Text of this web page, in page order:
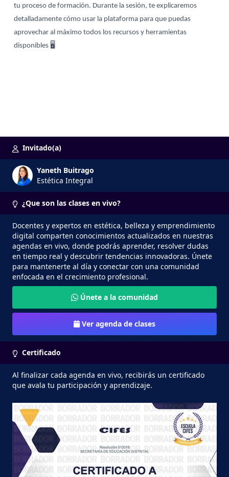
tu proceso de formación. Durante la sesión, te explicaremos
detalladamente cómo usar la plataforma para que puedas
aprovechar al máximo todos los recursos y herramientas
disponibles 🖥
Invitado(a)
Yaneth Buitrago
Estética Integral
¿Que son las clases en vivo?
Docentes y expertos en estética, belleza y emprendimiento
digital comparten conocimientos actualizados en nuestras
agendas en vivo, donde podrás aprender, resolver dudas
en tiempo real y descubrir tendencias innovadoras. Únete
para mantenerte al día y conectar con una comunidad
enfocada en el crecimiento profesional.
Únete a la comunidad
Ver agenda de clases
Certificado
Al finalizar cada agenda en vivo, recibirás un certificado
que avala tu participación y aprendizaje.